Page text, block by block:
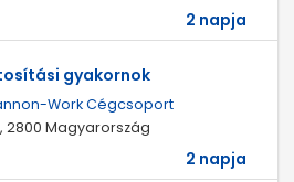
2 napja
gyakornok
Work Cégcsoport
2800 Magyarország
2 napja